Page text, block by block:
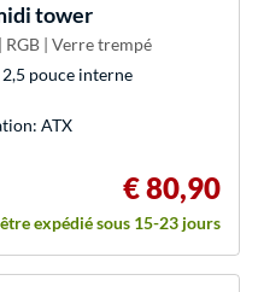
tower
RGB | Verre trempé
pouce interne
ATX
€ 80,90
expédié sous 15-23 jours